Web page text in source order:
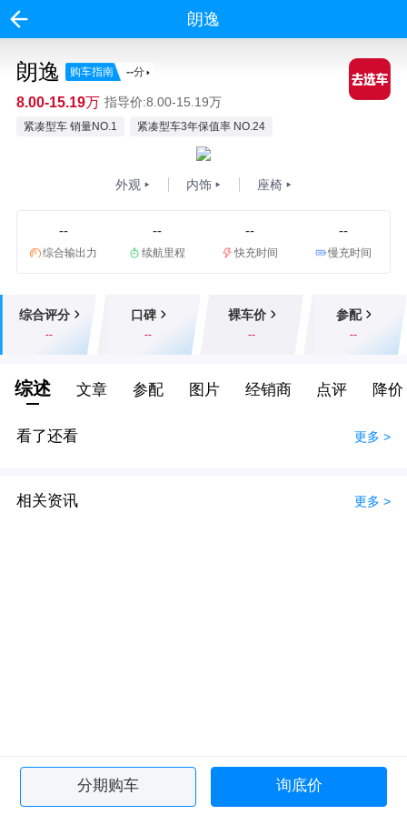
朗逸
朗逸 购车指南 --分
8.00-15.19万 指导价:8.00-15.19万
紧凑型车 销量NO.1 紧凑型车3年保值率 NO.24
外观 内饰 座椅
--
综合输出力
--
续航里程
--
快充时间
--
慢充时间
综合评分
--
口碑
--
裸车价
--
参配
--
综述 文章 参配 图片 经销商 点评 降价
看了还看 更多 >
相关资讯 更多 >
分期购车 询底价